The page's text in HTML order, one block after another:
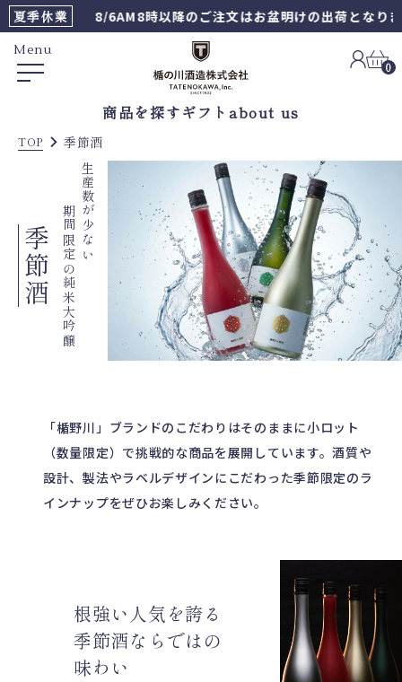
夏季休業 8/6AM8時以降のご注文はお盆明けの出荷となります
Menu
0
商品を探すギフト about us
TOP 季節酒
季節酒
生産数が少ない
期間限定の純米大吟醸
「楯野川」ブランドのこだわりはそのままに小ロット
（数量限定）で挑戦的な商品を展開しています。酒質や
設計、製法やラベルデザインにこだわった季節限定のラ
インナップをぜひお楽しみください。
根強い人気を誇る
季節酒ならではの
味わい